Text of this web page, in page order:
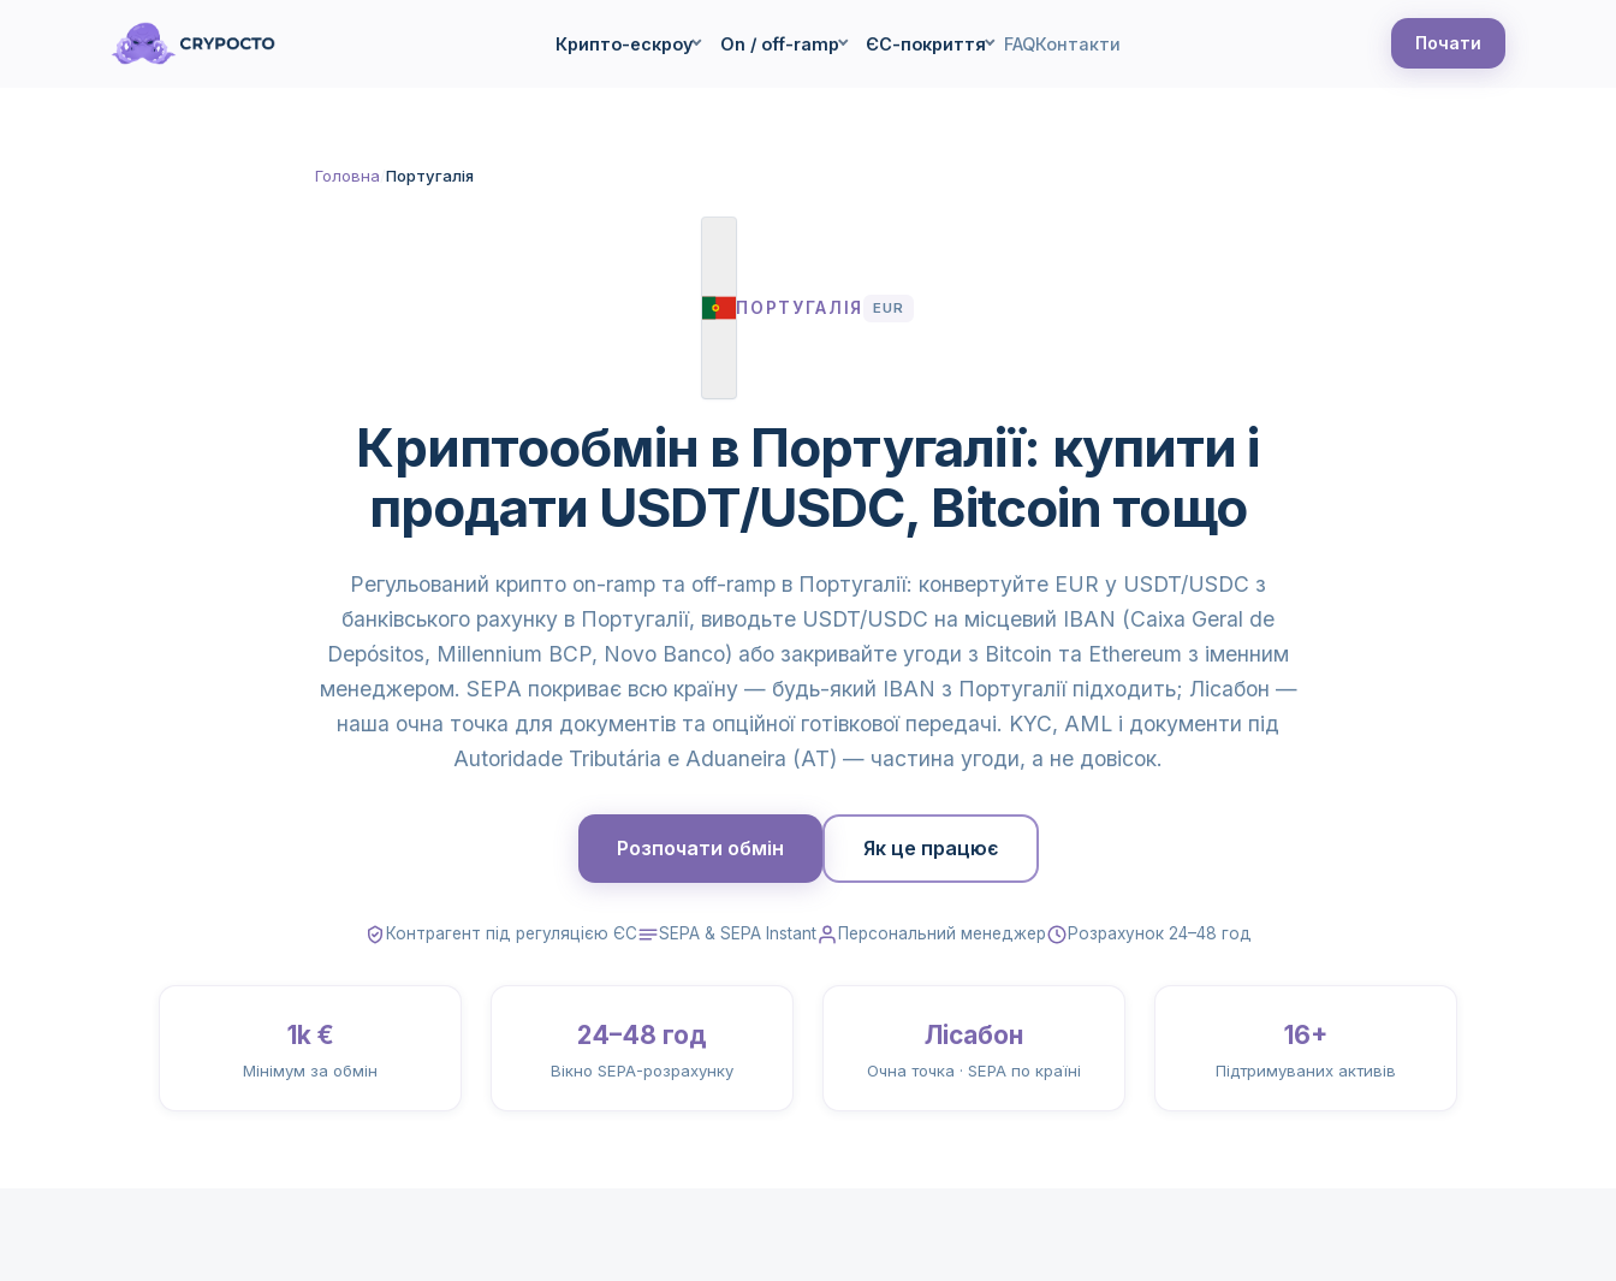
Крипто-ескроу On / off-ramp ЄС-покриття FAQКонтакти Почати
Головна Португалія
ПОРТУГАЛІЯ EUR
Криптообмін в Португалії: купити і
продати USDT/USDC, Bitcoin тощо
Регульований крипто on-ramp та off-ramp в Португалії: конвертуйте EUR у USDT/USDC з
банківського рахунку в Португалії, виводьте USDT/USDC на місцевий IBAN (Caixa Geral de
Depósitos, Millennium BCP, Novo Banco) або закривайте угоди з Bitcoin та Ethereum з іменним
менеджером. SEPA покриває всю країну — будь-який IBAN з Португалії підходить; Лісабон —
наша очна точка для документів та опційної готівкової передачі. KYC, AML і документи під
Autoridade Tributária e Aduaneira (AT) — частина угоди, а не довісок.
Розпочати обмін Як це працює
Контрагент під регуляцією ЄС SEPA & SEPA Instant Персональний менеджер Розрахунок 24–48 год
1k €
Мінімум за обмін
24–48 год
Вікно SEPA-розрахунку
Лісабон
Очна точка · SEPA по країні
16+
Підтримуваних активів